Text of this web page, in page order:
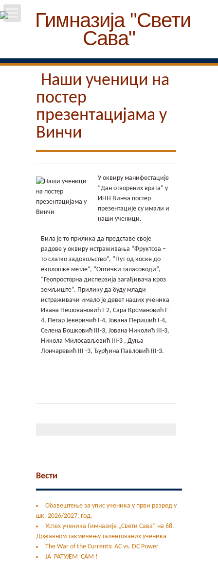
Пројекти
Гимфест 14
Јавне набавке
Наши ученици на
постер
презентацијама у
Винчи
У оквиру манифестације
“Дан отворених врата“ у
ИНН Винча постер
презентације су имали и
наши ученици.
Била је то прилика да представе своје
радове у оквиру истраживања “Фруктоза –
то слатко задовољство“, “Пут од коске до
еколошке метле“, “Оптички таласоводи“,
“Геопросторна дисперзија загађивача кроз
земљиште“. Прилику да буду млади
истраживачи имало је девет наших ученика
Ивана Нешовановић I-2, Сара Крсмановић I-
4, Петар Јеверичић I-4, Јована Перишић I-4,
Селена Бошковић III-3, Јована Николић III-3,
Никола Милосављевић III-3 , Дуња
Лончаревић III -3, Ђурђина Павловић III-3.
Вести
Обавештење за упис ученика у први разред у
шк. 2026/2027. год.
Успех ученика Гимназије „Свети Сава“ на 68.
Државном такмичењу талентованих ученика
The War of the Currents: AC vs. DC Power
ЈА РАТУЈЕМ САМ !